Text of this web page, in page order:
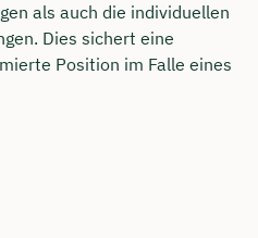
als auch die individuellen
Dies sichert eine
Position im Falle eines